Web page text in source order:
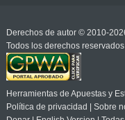
Derechos de autor © 2010-
Todos los derechos
Herramientas de Apuestas y
Política de privacidad
Sobre